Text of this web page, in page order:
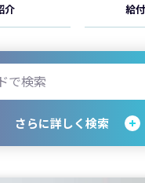
介 給
さらに詳しく検索